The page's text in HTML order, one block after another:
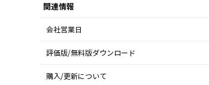
関連情報
会社営業日
評価版/無料版ダウンロード
購入/更新について